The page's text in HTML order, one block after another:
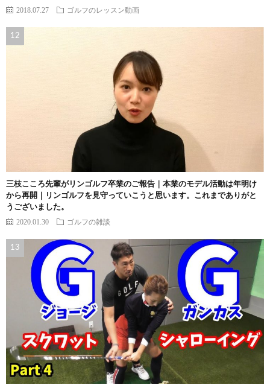
2018.07.27 ゴルフのレッスン動画
三枝こころ先輩がリンゴルフ卒業のご報告｜本業のモデル活動は年明け
から再開｜リンゴルフを見守っていこうと思います。これまでありがと
うございました。
2020.01.30 ゴルフの雑談